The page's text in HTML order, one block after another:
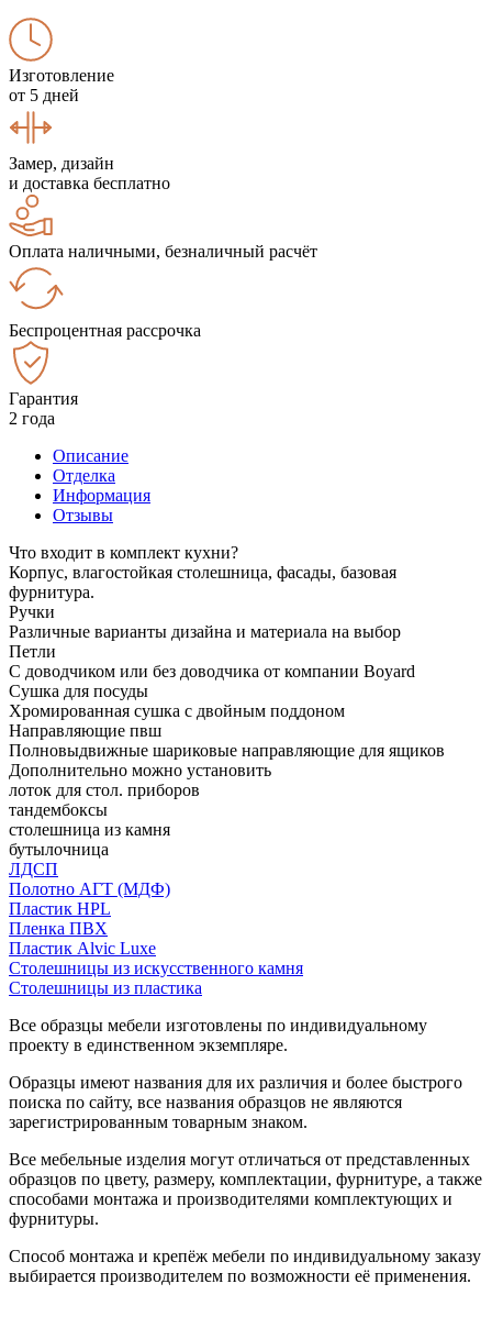
Изготовление
от 5 дней
Замер, дизайн
и доставка бесплатно
Оплата наличными, безналичный расчёт
Беспроцентная рассрочка
Гарантия
2 года
Описание
Отделка
Информация
Отзывы
Что входит в комплект кухни?
Корпус, влагостойкая столешница, фасады, базовая
фурнитура.
Ручки
Различные варианты дизайна и материала на выбор
Петли
С доводчиком или без доводчика от компании Boyard
Сушка для посуды
Хромированная сушка с двойным поддоном
Направляющие пвш
Полновыдвижные шариковые направляющие для ящиков
Дополнительно можно установить
лоток для стол. приборов
тандембоксы
столешница из камня
бутылочница
ЛДСП
Полотно АГТ (МДФ)
Пластик HPL
Пленка ПВХ
Пластик Alvic Luxe
Столешницы из искусственного камня
Столешницы из пластика
Все образцы мебели изготовлены по индивидуальному
проекту в единственном экземпляре.
Образцы имеют названия для их различия и более быстрого
поиска по сайту, все названия образцов не являются
зарегистрированным товарным знаком.
Все мебельные изделия могут отличаться от представленных
образцов по цвету, размеру, комплектации, фурнитуре, а также
способами монтажа и производителями комплектующих и
фурнитуры.
Способ монтажа и крепёж мебели по индивидуальному заказу
выбирается производителем по возможности её применения.